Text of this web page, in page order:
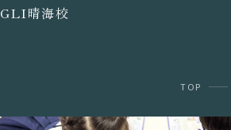
GLI晴海校
TOP